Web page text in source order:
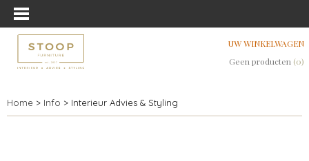
UW WINKELWAGEN
Geen producten (0)
Home > Info > Interieur Advies & Styling